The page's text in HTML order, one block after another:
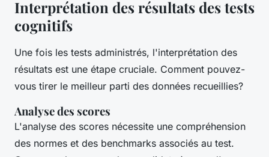
Interprétation des résultats des tests
cognitifs
Une fois les tests administrés, l'interprétation des
résultats est une étape cruciale. Comment pouvez-
vous tirer le meilleur parti des données recueillies?
Analyse des scores
L'analyse des scores nécessite une compréhension
des normes et des benchmarks associés au test.